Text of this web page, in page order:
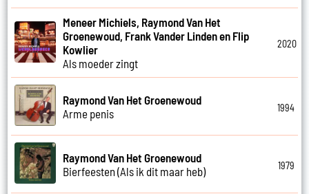
Meneer Michiels, Raymond Van Het
Groenewoud, Frank Vander Linden en Flip
Kowlier
Als moeder zingt
2020
Raymond Van Het Groenewoud
Arme penis
1994
Raymond Van Het Groenewoud
Bierfeesten (Als ik dit maar heb)
1979